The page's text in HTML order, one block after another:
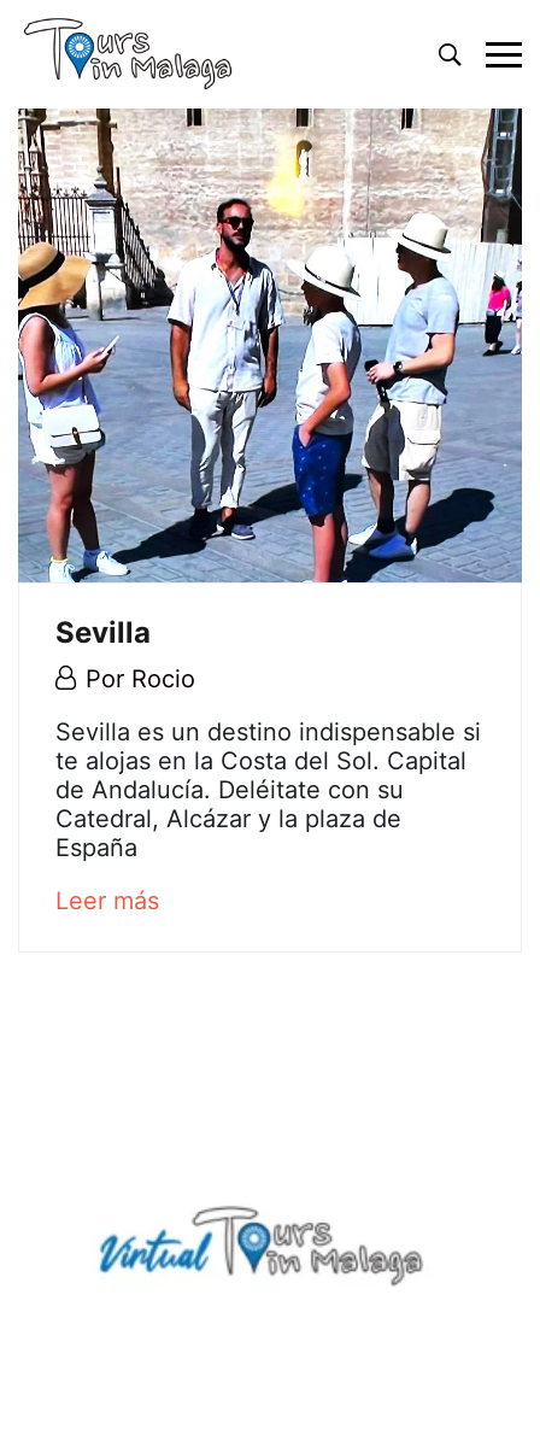
Primary
Sevilla
29
2020
Por Rocio
Sevilla
25
diciembre,
2020-
Sevilla es un destino indispensable si
te alojas en la Costa del Sol. Capital
de Andalucía. Deléitate con su
Catedral, Alcázar y la plaza de
España
Leer másabout